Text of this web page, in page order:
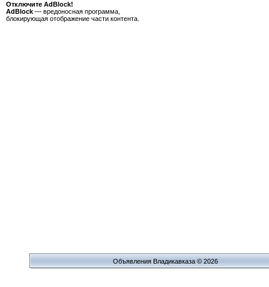
Отключите AdBlock!
AdBlock — вредоносная программа,
блокирующая отображение части контента.
Объявления Владикавказа © 2026